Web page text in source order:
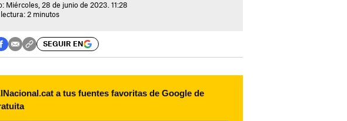
Miércoles, 28 de junio de 2023. 11:28
2 minutos
SEGUIR EN
a tus fuentes favoritas de Google de